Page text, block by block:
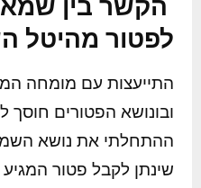
לפטור מהיטל
התייעצות עם מומחה
ובונושא הפטורים
ההתחלתי את נושא
שינתן לקבל פטור